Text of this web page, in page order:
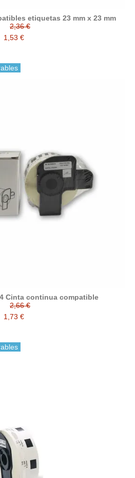
etiquetas 23 mm x 23 mm
2,36 €
1,53 €
Cinta continua compatible
2,66 €
1,73 €